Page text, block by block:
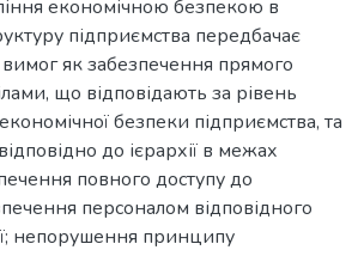
економічною безпекою в
підприємства передбачає
як забезпечення прямого
що відповідають за рівень
безпеки підприємства, та
до ієрархії в межах
повного доступу до
персоналом відповідного
непорушення принципу